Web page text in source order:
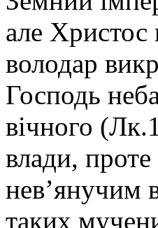
але
володар
Господь
вічного
влади,
нев’янучим
таких